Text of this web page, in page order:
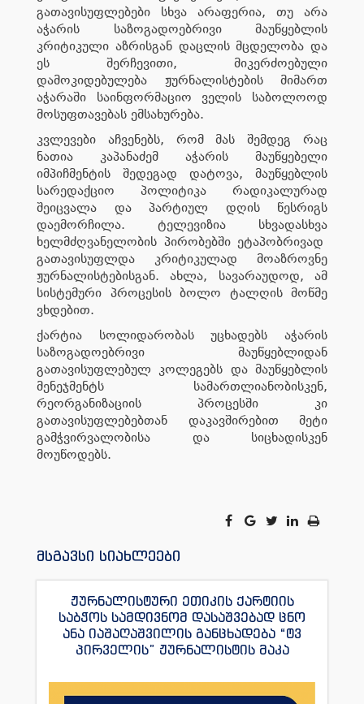
გათავისუფლებები სხვა არაფერია, თუ არა
აჭარის საზოგადოებრივი მაუწყებლის
კრიტიკული აზრისგან დაცლის მცდელობა და
ეს შერჩევითი, მიკერძოებული
დამოკიდებულება ჟურნალისტების მიმართ
აჭარაში საინფორმაციო ველის საბოლოოდ
მოსუფთავებას ემსახურება.
კვლევები აჩვენებს, რომ მას შემდეგ რაც
ნათია კაპანაძემ აჭარის მაუწყებელი
იმპიჩმენტის შედეგად დატოვა, მაუწყებლის
სარედაქციო პოლიტიკა რადიკალურად
შეიცვალა და პარტიულ დღის წესრიგს
დაემორჩილა. ტელევიზია სხვადასხვა
ხელმძღვანელობის პირობებში ეტაპობრივად
გათავისუფლდა კრიტიკულად მოაზროვნე
ჟურნალისტებისგან. ახლა, სავარაუდოდ, ამ
სისტემური პროცესის ბოლო ტალღის მოწმე
ვხდებით.
ქარტია სოლიდარობას უცხადებს აჭარის
საზოგადოებრივი მაუწყებლიდან
გათავისუფლებულ კოლეგებს და მაუწყებლის
მენეჯმენტს სამართლიანობისკენ,
რეორგანიზაციის პროცესში კი
გათავისუფლებებთან დაკავშირებით მეტი
გამჭვირვალობისა და სიცხადისკენ
მოუწოდებს.
მსგავსი სიახლეები
ჟურნალისტური ეთიკის ქარტიის
საბჭოს სამდივნომ დასაშვებად ცნო
ანა იაშაღაშვილის განცხადება “ტვ
პირველის” ჟურნალისტის მაკა